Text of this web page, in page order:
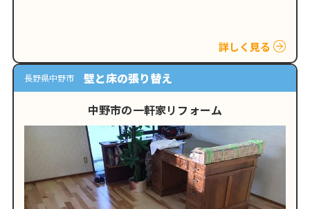
詳しく見る
長野県中野市
壁と床の張り替え
中野市の一軒家リフォーム